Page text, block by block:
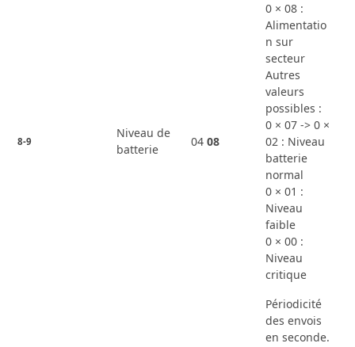
8-9
Niveau de
batterie
0408
0 × 08 :
Alimentatio
n sur
secteur
Autres
valeurs
possibles :
0 × 07 -> 0 ×
02 : Niveau
batterie
normal
0 × 01 :
Niveau
faible
0 × 00 :
Niveau
critique
Périodicité
des envois
en seconde.